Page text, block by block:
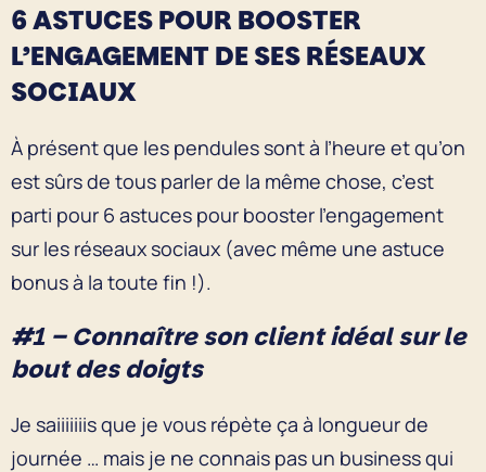
6 ASTUCES POUR BOOSTER
L’ENGAGEMENT DE SES RÉSEAUX
SOCIAUX
À présent que les pendules sont à l’heure et qu’on
est sûrs de tous parler de la même chose, c’est
parti pour 6 astuces pour booster l’engagement
sur les réseaux sociaux (avec même une astuce
bonus à la toute fin !).
#1 – Connaître son client idéal sur le
bout des doigts
Je saiiiiiiis que je vous répète ça à longueur de
journée … mais je ne connais pas un business qui